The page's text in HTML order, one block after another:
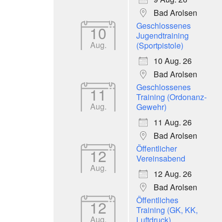
Bad Arolsen
10
Aug.
Geschlossenes
Jugendtraining
(Sportpistole)
10 Aug. 26
Bad Arolsen
11
Aug.
Geschlossenes
Training (Ordonanz-
Gewehr)
11 Aug. 26
Bad Arolsen
12
Aug.
Öffentlicher
Vereinsabend
12 Aug. 26
Bad Arolsen
12
Aug.
Öffentliches
Training (GK, KK,
Luftdruck)